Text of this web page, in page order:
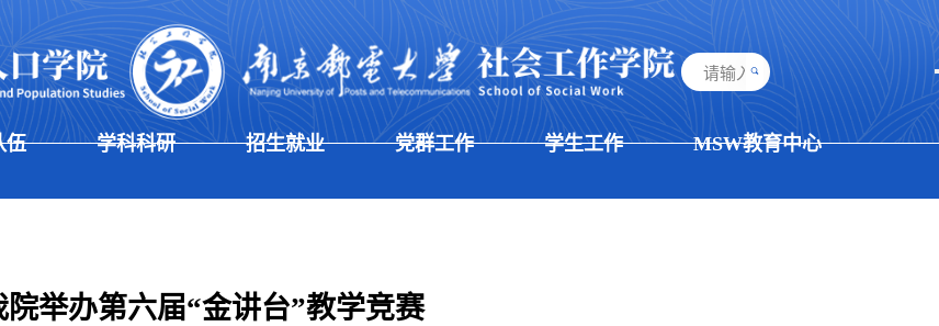
伍 学科科研 招生就业 党群工作 学生工作 MSW教育中心
院举办第六届“金讲台”教学竞赛